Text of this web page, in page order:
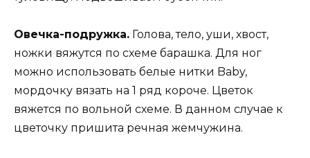
Овечка-подружка. Голова, тело, уши, хвост,
ножки вяжутся по схеме барашка. Для ног
можно использовать белые нитки Baby,
мордочку вязать на 1 ряд короче. Цветок
вяжется по вольной схеме. В данном случае к
цветочку пришита речная жемчужина.